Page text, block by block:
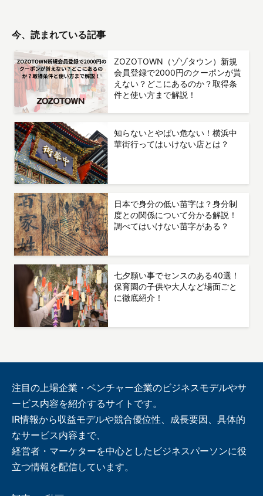
今、読まれている記事
ZOZOTOWN（ゾゾタウン）新規
会員登録で2000円のクーポンが貰
えない？どこにあるのか？取得条
件と使い方まで解説！
知らないとやばい危ない！横浜中
華街行ってはいけない店とは？
日本で身分の低い苗字は？身分制
度との関係について分かる解説！
調べてはいけない苗字がある？
七夕願い事でセンスのある40選！
保育園の子供や大人など場面ごと
に徹底紹介！
注目の上場企業・ベンチャー企業のビジネスモデルやサ
ービス内容を紹介するサイトです。
IR情報から収益モデルや競合優位性、成長要因、具体的
なサービス内容まで、
経営者・マーケターを中心としたビジネスパーソンに役
立つ情報を配信しています。